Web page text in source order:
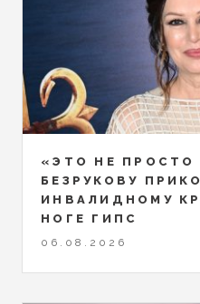
«ЭТО НЕ ПРОСТО
БЕЗРУКОВУ
ИНВАЛИДНОМУ
НОГЕ ГИПС
06.08.2026